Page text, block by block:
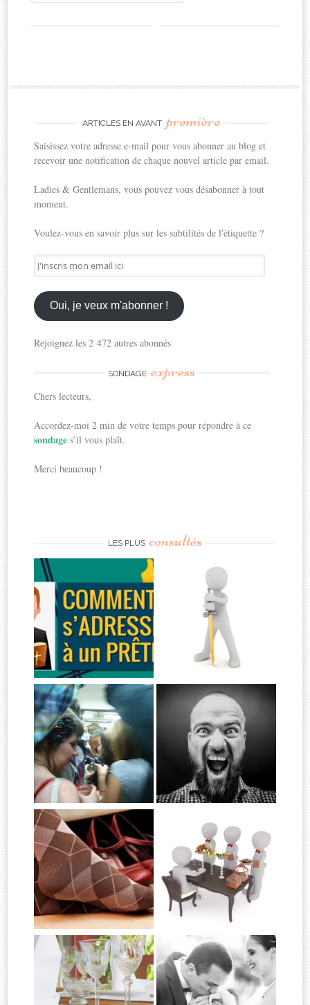
ARTICLES EN AVANT première
Saisissez votre adresse e-mail pour vous abonner au blog et
recevoir une notification de chaque nouvel article par email.
Ladies & Gentlemans, vous pouvez vous désabonner à tout
moment.
Voulez-vous en savoir plus sur les subtilités de l'étiquette ?
J'inscris
mon
email
ici
Oui, je veux m'abonner !
Rejoignez les 2 472 autres abonnés
SONDAGE express
Chers lecteurs,
Accordez-moi 2 min de votre temps pour répondre à ce
sondages’il vous plaît.
Merci beaucoup !
LES PLUS consultés